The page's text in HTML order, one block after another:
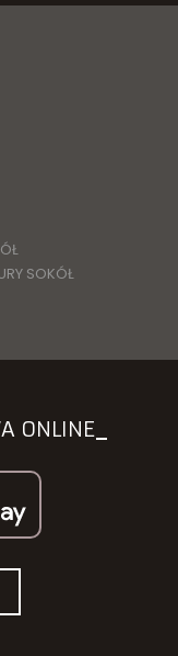
ONLINE
SOKÓŁ